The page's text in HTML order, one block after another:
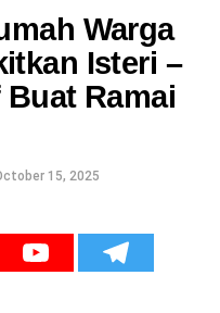
Warga
Isteri –
Ramai
15, 2025